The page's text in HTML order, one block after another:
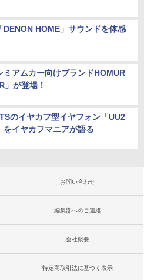
DENON HOME」サウンドを体感
ミアムカー向けブランドHOMUR
」が登場！
のイヤカフ型イヤフォン「UU2
をイヤカフマニアが語る
お問い合わせ
編集部へのご連絡
会社概要
特定商取引法に基づく表示